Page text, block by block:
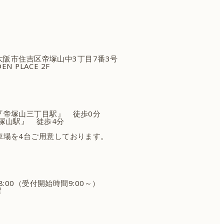
市住吉区帝塚山中3丁目7番3号
PLACE 2F
帝塚山三丁目駅』 徒歩0分
山駅』 徒歩4分
を4台ご用意しております。
（受付開始時間9:00～）